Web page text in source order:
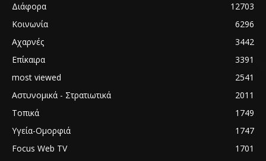
Διάφορα
12703
Κοινωνία
6296
Αχαρνές
3442
Επίκαιρα
3391
most viewed
2541
Αστυνομικά - Στρατιωτικά
2011
Τοπικά
1749
Υγεία-Ομορφιά
1747
Focus Web TV
1701